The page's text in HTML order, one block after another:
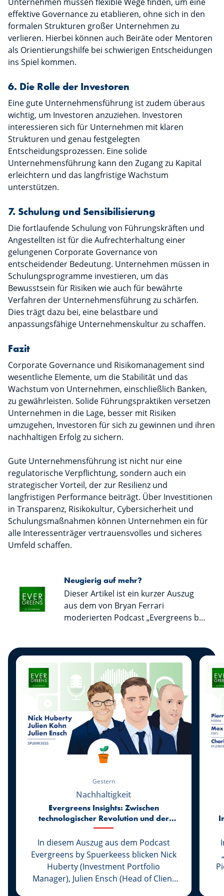
effektive Governance zu etablieren, ohne sich in den
formalen Strukturen großer Unternehmen zu
verlieren. Hierbei können auch Beiräte oder Mentoren
als Orientierungshilfe bei schwierigen Entscheidungen
ins Spiel kommen.
6. Die Rolle der Investoren
Eine gute Unternehmensführung ist zudem überaus
wichtig, um Investoren anzuziehen. Investoren
interessieren sich für Unternehmen mit klaren
Strukturen und genau festgelegten
Entscheidungsprozessen. Eine solide
Unternehmensführung kann den Zugang zu Kapital
erleichtern und das langfristige Wachstum
unterstützen.
7. Schulung und Sensibilisierung
Die fortlaufende Schulung von Führungskräften und
Angestellten ist für die Aufrechterhaltung einer
gelungenen Corporate Governance von
entscheidender Bedeutung. Unternehmen müssen in
Schulungsprogramme investieren, um das
Bewusstsein für Risiken wie auch für bewährte
Verfahren der Unternehmensführung zu schärfen.
Dies trägt dazu bei, eine belastbare und
anpassungsfähige Unternehmenskultur zu schaffen.
Fazit
Corporate Governance und Risikomanagement sind
wesentliche Elemente, um die Stabilität und das
Wachstum von Unternehmen, einschließlich Banken,
zu gewährleisten. Solide Führungspraktiken versetzen
Unternehmen in die Lage, besser mit Risiken
umzugehen, Investoren für sich zu gewinnen und ihren
nachhaltigen Erfolg zu sichern.
Gute Unternehmensführung ist nicht nur eine
regulatorische Verpflichtung, sondern auch ein
strategischer Vorteil, der zur Resilienz und
langfristigen Performance beiträgt. Über Investitionen
in Transparenz, Risikokultur, Cybersicherheit und
Schulungsmaßnahmen können Unternehmen ein für
alle Interessenträger vertrauensvolles und sicheres
Umfeld schaffen.
Neugierig auf mehr?
Dieser Artikel ist ein kurzer Auszug
aus dem von Bryan Ferrari
moderierten Podcast „Evergreens by
verfolgen und von den wertvollen
Tipps unserer Gäste zu profitieren!
„Evergreens by Spuerkeess“ ist auf
allen bekannten Streaming-
Plattformen verfügbar.
Gestern
Nachhaltigkeit
Evergreens Insights: Zwischen
technologischer Revolution und der
Rückkehr zur Realität der Märkte
In diesem Auszug aus dem Podcast
Evergreens by Spuerkeess blicken Nick
Huberty (Investment Portfolio
Manager), Julien Ensch (Head of Client